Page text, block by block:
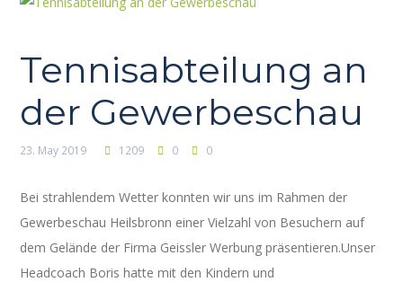
Tennisabteilung an
der Gewerbeschau
23. May 2019 1209 0 0
Bei strahlendem Wetter konnten wir uns im Rahmen der
Gewerbeschau Heilsbronn einer Vielzahl von Besuchern auf
dem Gelände der Firma Geissler Werbung präsentieren.Unser
Headcoach Boris hatte mit den Kindern und